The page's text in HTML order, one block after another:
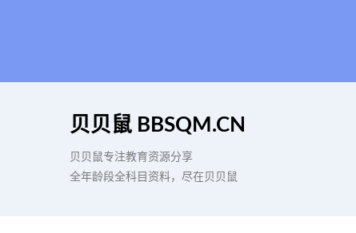
贝贝鼠 BBSQM.CN
贝贝鼠专注教育资源分享
全年龄段全科目资料，尽在贝贝鼠